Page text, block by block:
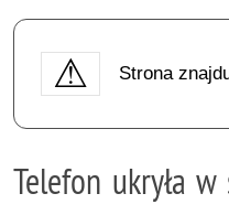
Strona
Telefon ukryła